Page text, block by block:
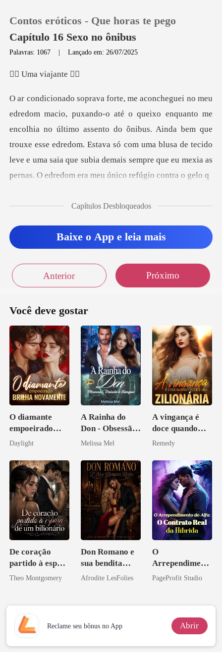
Loja
Histórico
Sair
Contos eróticos - Que horas te pego
Capítulo 16 Sexo no ônibus
Palavras: 1067 |Lançado em: 26/07/2025
a viajan
colhia no último assento do ônibus. Ainda bem que
trouxe esse edredom. Estava só com uma blusa de tecido
le
Capítulos Desbloqueados
Baixe o App e leia mais
Anterior Próximo
Você deve gostar
O diamante
empoeirado
brilha
Daylight
A Rainha do
Don - Obsessão,
Paixão e Sangue
Melissa Mel
A vingança é
doce quando
você é uma
Remedy
De coração
partido à esposa
de um bilionário
Theo Montgomery
Don Romano e
sua bendita
ruína
Afrodite LesFolies
O
Arrependiment
o do Alfa: O
PageProfit Studio
Reclame seu bônus no App Abrir